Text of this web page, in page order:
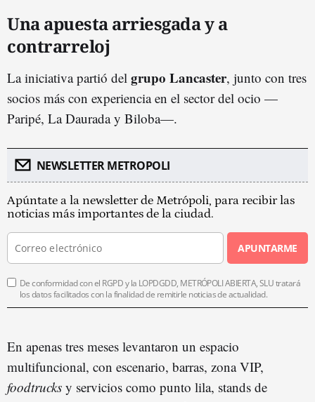
Una apuesta arriesgada y a
contrarreloj
La iniciativa partió del grupo Lancaster, junto con tres
socios más con experiencia en el sector del ocio —
Paripé, La Daurada y Biloba—.
NEWSLETTER METROPOLI
Apúntate a la newsletter de Metrópoli, para recibir las
noticias más importantes de la ciudad.
APUNTARME
De conformidad con el RGPD y la LOPDGDD, METRÓPOLI ABIERTA, SLU tratará
los datos facilitados con la finalidad de remitirle noticias de actualidad.
En apenas tres meses levantaron un espacio
multifuncional, con escenario, barras, zona VIP,
foodtrucks y servicios como punto lila, stands de